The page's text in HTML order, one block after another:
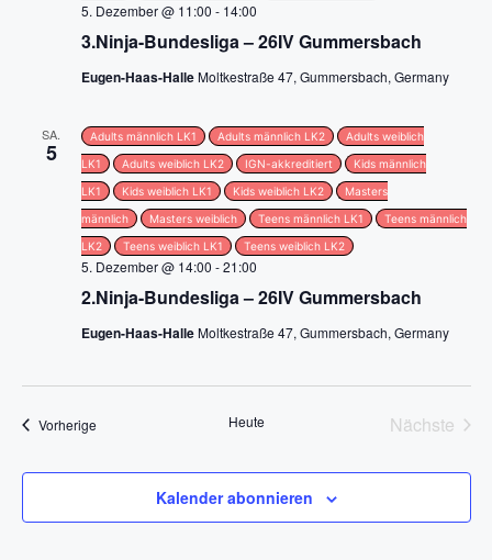
a
t
i
o
n
3.Ninja-Bundesliga – 26IV Gummersbach
5. Dezember @ 11:00 - 14:00
Eugen-Haas-HalleMoltkestraße 47, Gummersbach, Germany
SA.
5
2.Ninja-Bundesliga – 26IV Gummersbach
5. Dezember @ 14:00 -21:00
Adults männlich LK1 Adults männlich LK2 Adults weiblich
LK1 Adults weiblich LK2 IGN-akkreditiert Kids männlich
LK1 Kids weiblich LK1 Kids weiblich LK2 Masters
männlich Masters weiblich Teens männlich LK1 Teens männlich
LK2 Teens weiblich LK1 Teens weiblich LK2
Eugen-Haas-HalleMoltkestraße 47, Gummersbach, Germany
VorherigeVeranstaltungen Heute
Nächste
Kalender abonnieren